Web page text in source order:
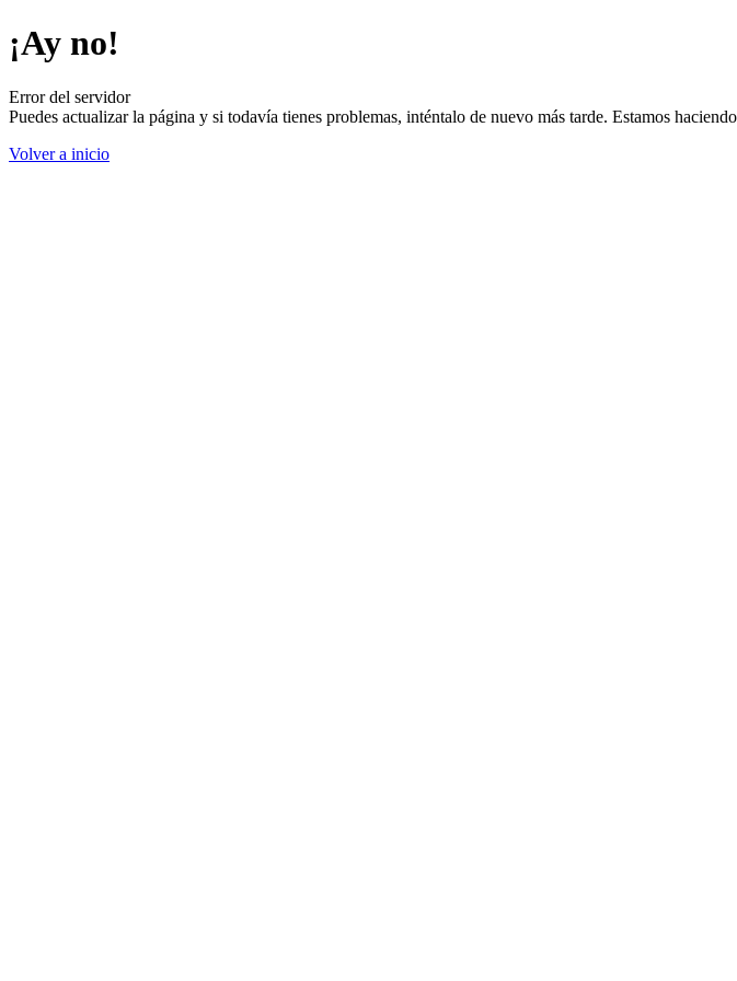
¡Ay no!
Error del servidor
Puedes actualizar la página y si todavía tienes problemas, inténtalo de nuevo más tarde. Estamos
Volver a inicio